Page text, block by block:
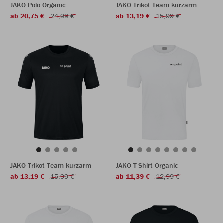
JAKO Polo Organic
ab 20,75 €
24,99 €
JAKO Trikot Team kurzarm
ab 13,19 €
15,99 €
JAKO Trikot Team kurzarm
ab 13,19 €
15,99 €
JAKO T-Shirt Organic
ab 11,39 €
12,99 €